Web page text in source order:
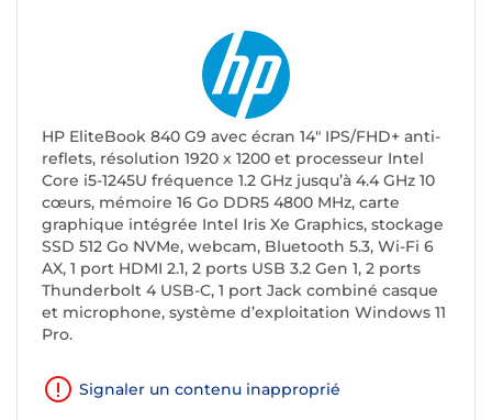
HP EliteBook 840 G9 avec écran 14" IPS/FHD+ anti-
reflets, résolution 1920 x 1200 et processeur Intel
Core i5-1245U fréquence 1.2 GHz jusqu’à 4.4 GHz 10
cœurs, mémoire 16 Go DDR5 4800 MHz, carte
graphique intégrée Intel Iris Xe Graphics, stockage
SSD 512 Go NVMe, webcam, Bluetooth 5.3, Wi-Fi 6
AX, 1 port HDMI 2.1, 2 ports USB 3.2 Gen 1, 2 ports
Thunderbolt 4 USB-C, 1 port Jack combiné casque
et microphone, système d’exploitation Windows 11
Pro.
Signaler un contenu inapproprié